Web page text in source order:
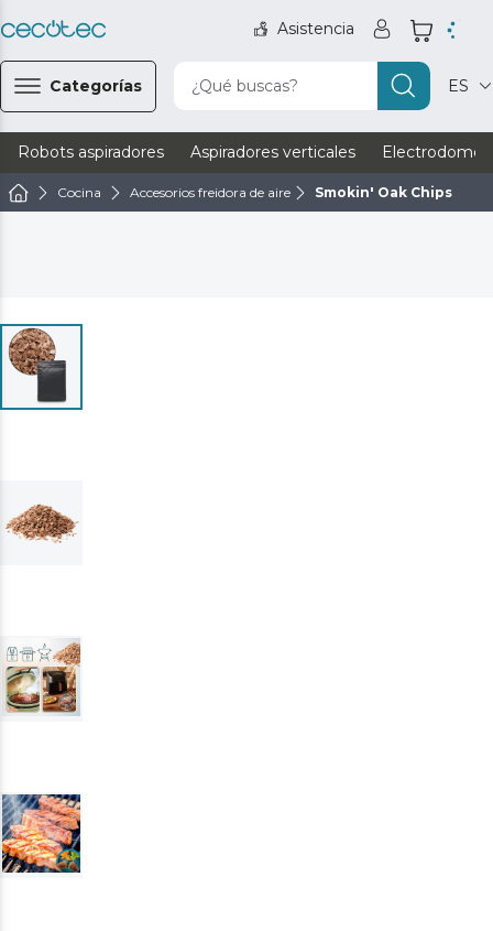
Asistencia
Categorías ¿Qué buscas? ES
Robots aspiradores Aspiradores verticales
Cocina Accesorios freidora de aire Smokin' Oak Chips